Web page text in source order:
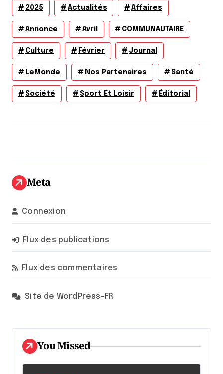
2025 Actualités Affaires
Annonce Avril COMMUNAUTAIRE
Culture Février Journal
LeMonde Nos Partenaires Santé
Société Sport Et Loisir Éditorial
Meta
Connexion
Flux des publications
Flux des commentaires
Site de WordPress-FR
You Missed